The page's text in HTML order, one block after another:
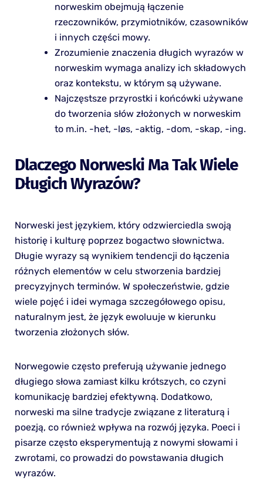
norweskim obejmują łączenie
rzeczowników, przymiotników, czasowników
i innych części mowy.
Zrozumienie znaczenia długich wyrazów w
norweskim wymaga analizy ich składowych
oraz kontekstu, w którym są używane.
Najczęstsze przyrostki i końcówki używane
do tworzenia słów złożonych w norweskim
to m.in. -het, -løs, -aktig, -dom, -skap, -ing.
Dlaczego Norweski Ma Tak Wiele
Długich Wyrazów?
Norweski jest językiem, który odzwierciedla swoją
historię i kulturę poprzez bogactwo słownictwa.
Długie wyrazy są wynikiem tendencji do łączenia
różnych elementów w celu stworzenia bardziej
precyzyjnych terminów. W społeczeństwie, gdzie
wiele pojęć i idei wymaga szczegółowego opisu,
naturalnym jest, że język ewoluuje w kierunku
tworzenia złożonych słów.
Norwegowie często preferują używanie jednego
długiego słowa zamiast kilku krótszych, co czyni
komunikację bardziej efektywną. Dodatkowo,
norweski ma silne tradycje związane z literaturą i
poezją, co również wpływa na rozwój języka. Poeci i
pisarze często eksperymentują z nowymi słowami i
zwrotami, co prowadzi do powstawania długich
wyrazów.